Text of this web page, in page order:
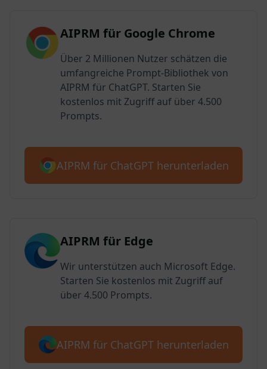
AIPRM für Google Chrome
Über 2 Millionen Nutzer schätzen die
umfangreiche Prompt-Bibliothek von
AIPRM für ChatGPT. Starten Sie
kostenlos mit Zugriff auf über 4.500
Prompts.
AIPRM für ChatGPT herunterladen
AIPRM für Edge
Wir unterstützen auch Microsoft Edge.
Starten Sie kostenlos mit Zugriff auf
über 4.500 Prompts.
AIPRM für ChatGPT herunterladen